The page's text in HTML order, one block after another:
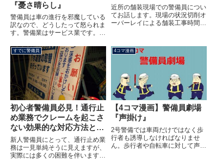
『憂さ晴らし』
警備員は車の進行を邪魔している
訳なので、どうしたって怒られま
す。警備業はサービス業です。サ
言っても過言ではありません。と
りわけ警備員は工事業者にサービ
スを提供するわけで、人や車に対
しては迷惑しかかけていません
の...
近所の舗装現場での警備員につい
てお話します。現場の状況切削オ
ーバーレイによる舗装工事時間は
制の距離は約200ｍこの時点で
「すりつけ」作業中よくある夜勤
での舗装工事ですが、今回のポ...
すでに警備員
初心者警備員必見！通行止
め業務でクレームを起こさ
ない効果的な対応方法と
は？
新人警備員にとって、通行止め業
務は一見単純そうに見えますが、
実際には多くの困難を伴います。
4コマ漫画
【4コマ漫画】警備員劇場
『声掛け』
2号警備では車両だけではなく歩
行者も誘導しなければなりませ
ん。歩行者や自転車に対して声掛